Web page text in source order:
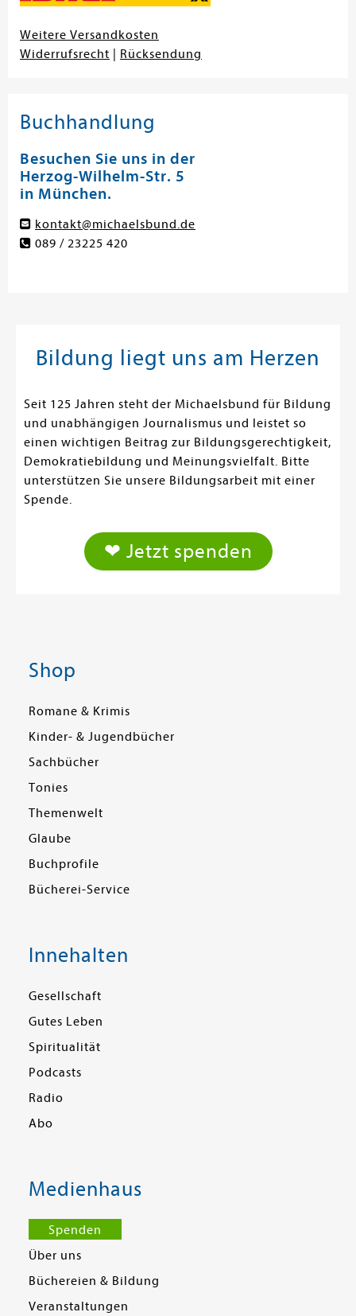
Weitere Versandkosten
Widerrufsrecht
Rücksendung
Buchhandlung
Besuchen Sie uns in der
Herzog-Wilhelm-Str. 5
in München.
kontakt@michaelsbund.de
089 / 23225 420
Bildung liegt uns am Herzen
Seit 125 Jahren steht der Michaelsbund für Bildung
und unabhängigen Journalismus und leistet so
einen wichtigen Beitrag zur Bildungsgerechtigkeit,
Demokratiebildung und Meinungsvielfalt. Bitte
unterstützen Sie unsere Bildungsarbeit mit einer
Spende.
❤ Jetzt spenden
Shop
Romane & Krimis
Kinder- & Jugendbücher
Sachbücher
Tonies
Themenwelt
Glaube
Buchprofile
Bücherei-Service
Innehalten
Gesellschaft
Gutes Leben
Spiritualität
Podcasts
Radio
Abo
Medienhaus
Spenden
Über uns
Büchereien & Bildung
Veranstaltungen